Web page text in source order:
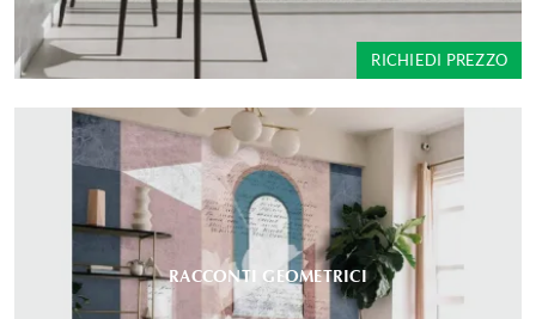
RICHIEDI PREZZO
RACCONTI GEOMETRICI